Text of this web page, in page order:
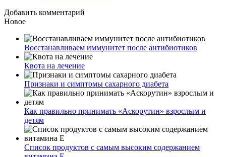
Добавить комментарий
Новое
Восстанавливаем иммунитет после антибиотиков
Квота на лечение
Признаки и симптомы сахарного диабета
Как правильно принимать «Аскорутин» взрослым и
детям
Список продуктов с самым высоким содержанием